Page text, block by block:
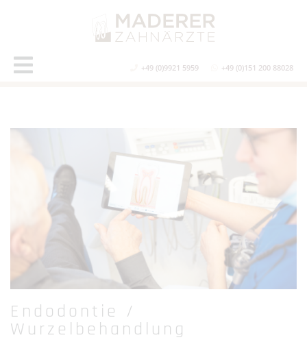
+49 (0)9921 5959 +49 (0)151 200 88028
Endodontie /
Wurzelbehandlung